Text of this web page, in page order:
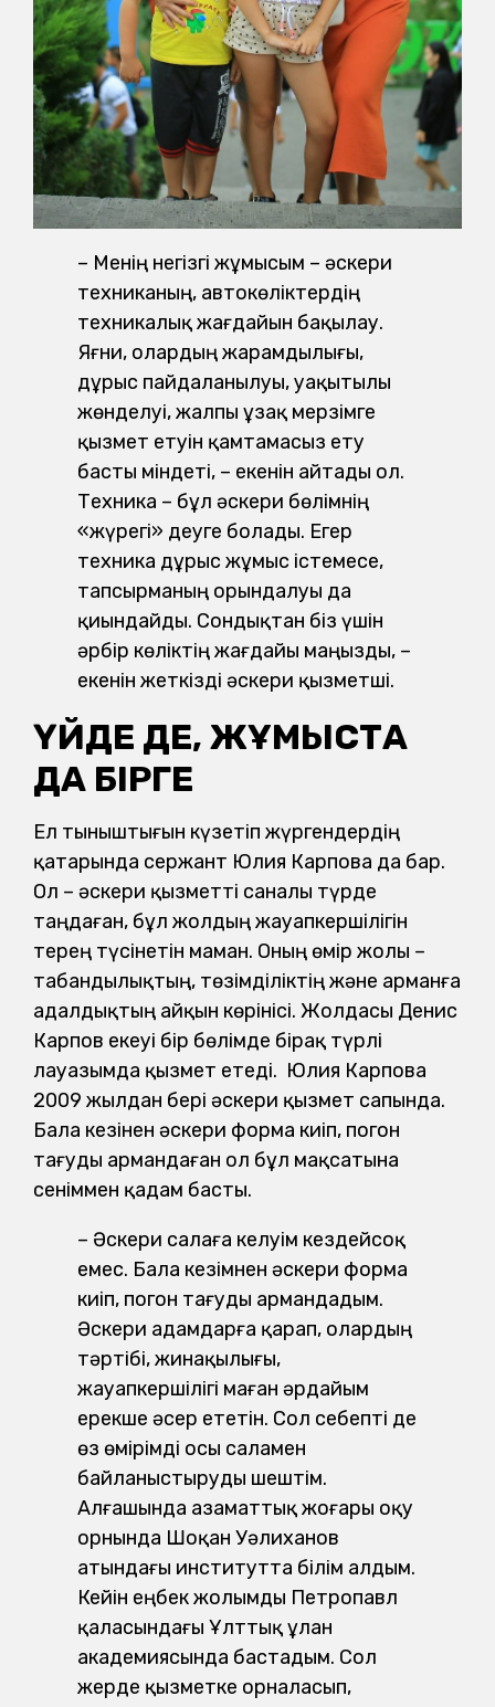
– Менің негізгі жұмысым – әскери
техниканың, автокөліктердің
техникалық жағдайын бақылау.
Яғни, олардың жарамдылығы,
дұрыс пайдаланылуы, уақытылы
жөнделуі, жалпы ұзақ мерзімге
қызмет етуін қамтамасыз ету
басты міндеті, – екенін айтады ол.
Техника – бұл әскери бөлімнің
«жүрегі» деуге болады. Егер
техника дұрыс жұмыс істемесе,
тапсырманың орындалуы да
қиындайды. Сондықтан біз үшін
әрбір көліктің жағдайы маңызды, –
екенін жеткізді әскери қызметші.
ҮЙДЕ ДЕ, ЖҰМЫСТА
ДА БІРГЕ
Ел тыныштығын күзетіп жүргендердің
қатарында сержант Юлия Карпова да бар.
Ол – әскери қызметті саналы түрде
таңдаған, бұл жолдың жауапкершілігін
терең түсінетін маман. Оның өмір жолы –
табандылықтың, төзімділіктің және арманға
адалдықтың айқын көрінісі. Жолдасы Денис
Карпов екеуі бір бөлімде бірақ түрлі
лауазымда қызмет етеді. Юлия Карпова
2009 жылдан бері әскери қызмет сапында.
Бала кезінен әскери форма киіп, погон
тағуды армандаған ол бұл мақсатына
сеніммен қадам басты.
– Әскери салаға келуім кездейсоқ
емес. Бала кезімнен әскери форма
киіп, погон тағуды армандадым.
Әскери адамдарға қарап, олардың
тәртібі, жинақылығы,
жауапкершілігі маған әрдайым
ерекше әсер ететін. Сол себепті де
өз өмірімді осы саламен
байланыстыруды шештім.
Алғашында азаматтық жоғары оқу
орнында Шоқан Уәлиханов
атындағы институтта білім алдым.
Кейін еңбек жолымды Петропавл
қаласындағы Ұлттық ұлан
академиясында бастадым. Сол
жерде қызметке орналасып,